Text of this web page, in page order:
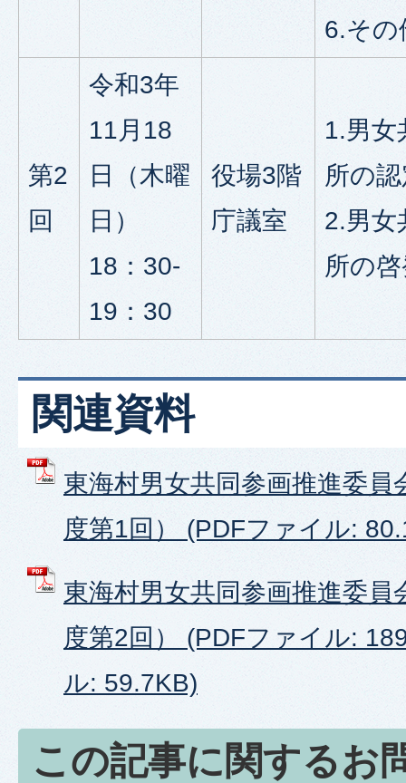
6.その
第2
回
令和3年
11月18
日（木曜
日）
18：30-
19：30
役場3階
庁議室
1.男女
所の
2.男女
所の
関連資料
東海村男女共同参画推進委員
度第1回） (PDFファイル:
東海村男女共同参画推進委員
度第2回） (PDFファイル:
ル: 59.7KB)
この記事に関するお